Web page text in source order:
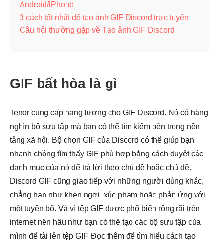
Android/iPhone
3 cách tốt nhất để tạo ảnh GIF Discord trực tuyến
Câu hỏi thường gặp về Tạo ảnh GIF Discord
GIF bất hòa là gì
Tenor cung cấp năng lượng cho GIF Discord. Nó có hàng
nghìn bộ sưu tập mà bạn có thể tìm kiếm bên trong nền
tảng xã hội. Bộ chọn GIF của Discord có thể giúp bạn
nhanh chóng tìm thấy GIF phù hợp bằng cách duyệt các
danh mục của nó để trả lời theo chủ đề hoặc chủ đề.
Discord GIF cũng giao tiếp với những người dùng khác,
chẳng hạn như khen ngợi, xúc phạm hoặc phản ứng với
một tuyên bố. Và vì tệp GIF được phổ biến rộng rãi trên
internet nên hầu như bạn có thể tạo các bộ sưu tập của
mình để tải lên tệp GIF. Đọc thêm để tìm hiểu cách tạo